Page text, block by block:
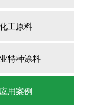
化工原料
特种涂料
应用案例